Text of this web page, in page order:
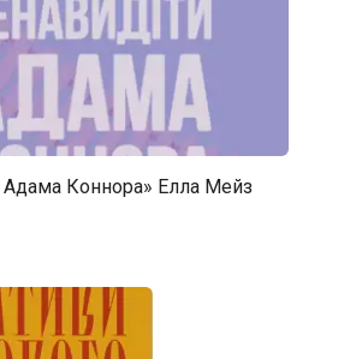
Адама Коннора» Елла Мейз